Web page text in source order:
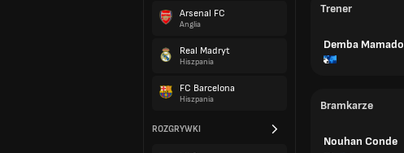
Arsenal FC
Anglia
Real Madryt
Hiszpania
FC Barcelona
Hiszpania
ROZGRYWKI
Trener
Demba
Bramkarze
Nouhan Conde